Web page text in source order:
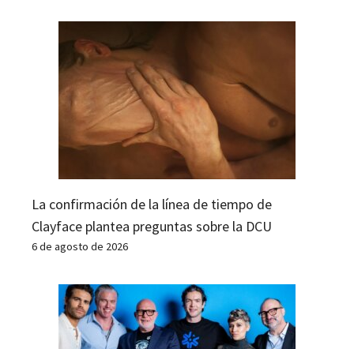
La confirmación de la línea de tiempo de
Clayface plantea preguntas sobre la DCU
6 de agosto de 2026